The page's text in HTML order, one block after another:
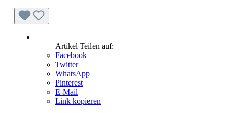
Artikel Teilen auf:
Facebook
Twitter
WhatsApp
Pinterest
E-Mail
Link kopieren